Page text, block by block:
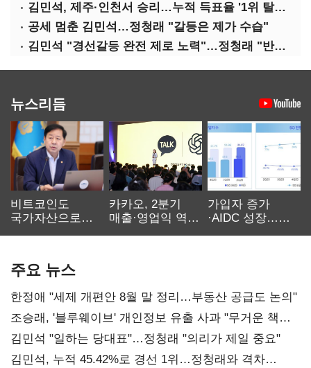
김민석, 제주·인천서 승리…누적 득표율 '1위 탈환'(종합)
공세 멈춘 김민석…정청래 "갈등은 제가 수습"
김민석 "경선갈등 완전 제로 노력"…정청래 "반명 공세 사과부터"
뉴스리듬
비트코인도
국가자산으로…'
카카오, 2분기
매출·영업익 역대
가입자 증가
·AIDC 성장…
주요 뉴스
한정애 "세제 개편안 8월 말 정리…부동산 공급도 논의"
조승래, '블루웨이브' 개인정보 유출 사과 "무거운 책임
통감"
김민석 "일하는 당대표"…정청래 "의리가 제일 중요"
김민석, 누적 45.42%로 경선 1위…정청래와 격차